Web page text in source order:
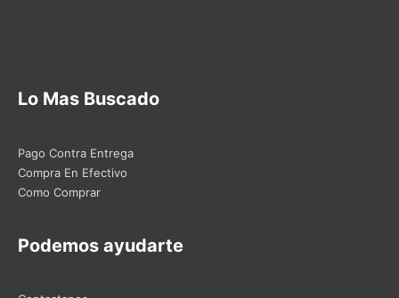
Lo Mas Buscado
Pago Contra Entrega
Compra En Efectivo
Como Comprar
Podemos ayudarte